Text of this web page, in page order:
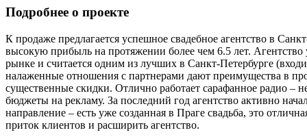
Подробнее о проектe
К продаже предлагается успешное свадебное агентство в
высокую прибыль на протяжении более чем 6.5 лет.
рынке и считается одним из лучших в Санкт-Петербурге
налаженные отношения с партнерами дают преимущества в
существенные скидки. Отлично работает сарафанное радио –
бюджеты на рекламу. За последний год агентство активно
направление – есть уже созданная в Праге свадьба, это
приток клиентов и расширить агентство.